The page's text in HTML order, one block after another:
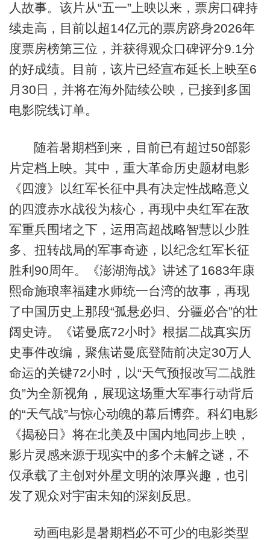
人故事。该片从“五一”上映以来，票房口碑持
续走高，目前以超14亿元的票房跻身2026年
度票房榜第三位，并获得观众口碑评分9.1分
的好成绩。目前，该片已经宣布延长上映至6
月30日，并将在海外陆续公映，已接到多国
电影院线订单。
随着暑期档到来，目前已有超过50部影
片定档上映。其中，重大革命历史题材电影
《四渡》以红军长征中具有决定性战略意义
的四渡赤水战役为核心，再现中央红军在敌
军重兵围堵之下，运用高超战略智慧以少胜
多、扭转战局的军事奇迹，以纪念红军长征
胜利90周年。《澎湖海战》讲述了1683年康
熙命施琅率福建水师统一台湾的故事，再现
了中国历史上那段“孤悬必归、分疆必合”的壮
阔史诗。《诺曼底72小时》根据二战真实历
史事件改编，聚焦诺曼底登陆前决定30万人
命运的关键72小时，以“天气预报改写二战胜
负”为全新视角，展现这场重大军事行动背后
的“天气战”与惊心动魄的幕后博弈。科幻电影
《揭秘日》将在北美及中国内地同步上映，
影片灵感来源于现实中的多个未解之谜，不
仅承载了主创对外星文明的浓厚兴趣，也引
发了观众对宇宙未知的深刻反思。
动画电影是暑期档必不可少的电影类型